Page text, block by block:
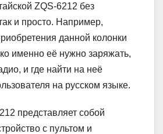
ZQS-6212 без
и просто. Например,
данной колонки
именно её нужно заряжать,
и где найти на неё
на русском языке.
представляет собой
с пультом и